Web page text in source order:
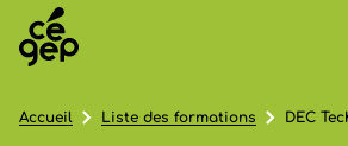
Accueil Liste des formations